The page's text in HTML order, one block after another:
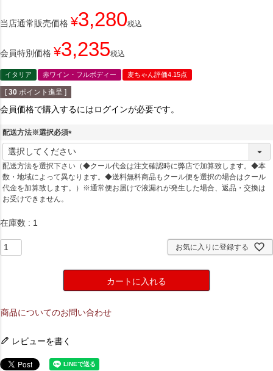
当店通常販売価格 ¥3,280税込
会員特別価格 ¥3,235税込
イタリア 赤ワイン・フルボディー 麦ちゃん評価4.15点
[ 30 ポイント進呈 ]
会員価格で購入するにはログインが必要です。
配送方法※選択必須
(
必
須
)
配送方法を選択下さい（◆クール代金は注文確認時に弊店で加算致します。◆本
数・地域によって異なります。◆送料無料商品もクール便を選択の場合はクール
代金を加算致します。）※通常便お届けで液漏れが発生した場合、返品・交換は
お受けできません。
在庫数 1
お気に入りに登録する
カートに入れる
商品についてのお問い合わせ
レビューを書く